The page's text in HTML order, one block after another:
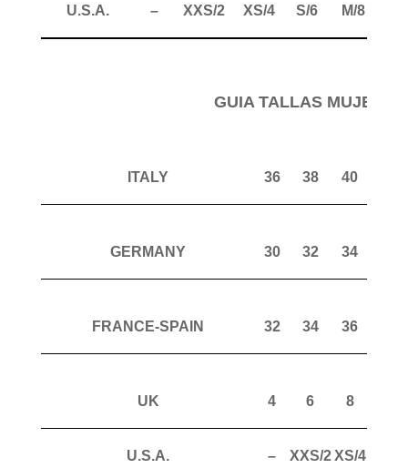
U.S.A. – XXS/2 XS/4 S/6 M/8
GUIA TALLAS MUJER
ITALY 36 38 40
GERMANY 30 32 34
FRANCE-SPAIN 32 34 36
UK 4 6 8
U.S.A. – XXS/2XS/4